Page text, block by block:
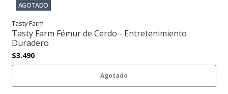
AGOTADO
Tasty Farm
Tasty Farm Fémur de Cerdo - Entretenimiento
Duradero
$3.490
Agotado